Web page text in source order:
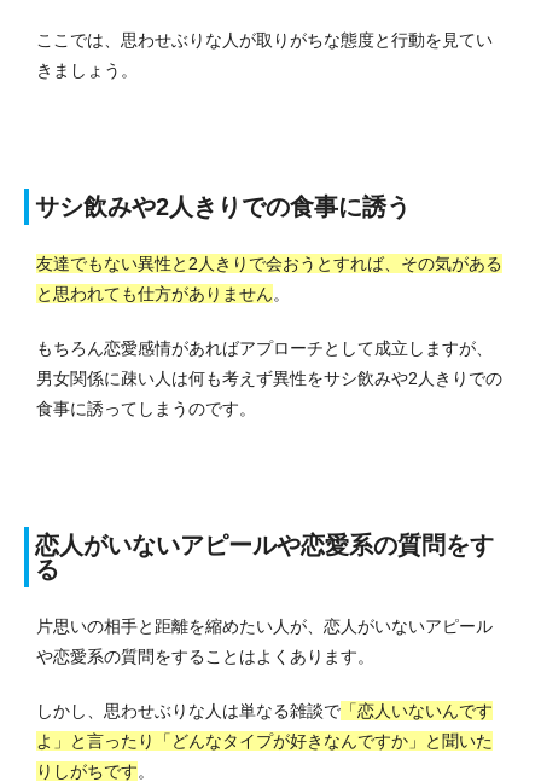
ここでは、思わせぶりな人が取りがちな態度と行動を見てい
きましょう。
サシ飲みや2人きりでの食事に誘う
友達でもない異性と2人きりで会おうとすれば、その気がある
と思われても仕方がありません。
もちろん恋愛感情があればアプローチとして成立しますが、
男女関係に疎い人は何も考えず異性をサシ飲みや2人きりでの
食事に誘ってしまうのです。
恋人がいないアピールや恋愛系の質問をす
る
片思いの相手と距離を縮めたい人が、恋人がいないアピール
や恋愛系の質問をすることはよくあります。
しかし、思わせぶりな人は単なる雑談で 「恋人いないんです
よ」と言ったり「どんなタイプが好きなんですか」と聞いた
りしがちです。